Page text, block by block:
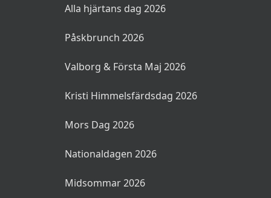
Alla hjärtans dag 2026
Påskbrunch 2026
Valborg & Första Maj 2026
Kristi Himmelsfärdsdag 2026
Mors Dag 2026
Nationaldagen 2026
Midsommar 2026